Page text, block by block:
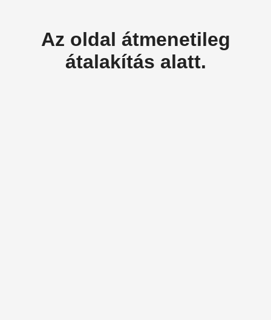
Az oldal átmenetileg
átalakítás alatt.